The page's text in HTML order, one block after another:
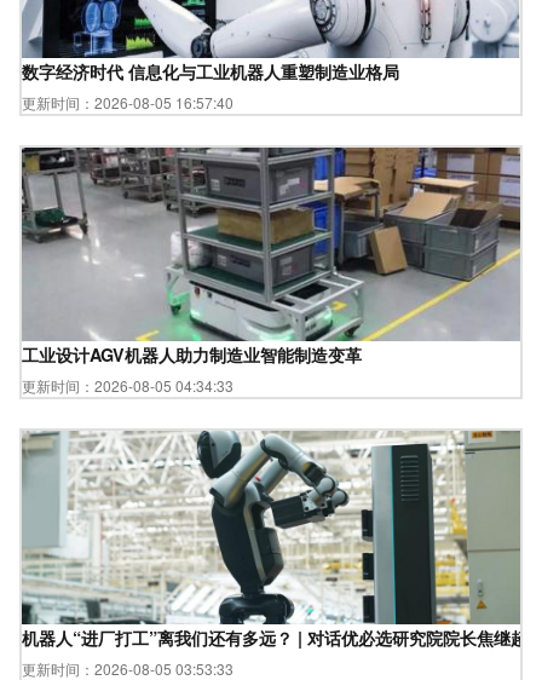
数字经济时代 信息化与工业机器人重塑制造业格局
更新时间：2026-08-05 16:57:40
工业设计AGV机器人助力制造业智能制造变革
更新时间：2026-08-05 04:34:33
机器人“进厂打工”离我们还有多远？ | 对话优必选研究院院长焦继超
更新时间：2026-08-05 03:53:33